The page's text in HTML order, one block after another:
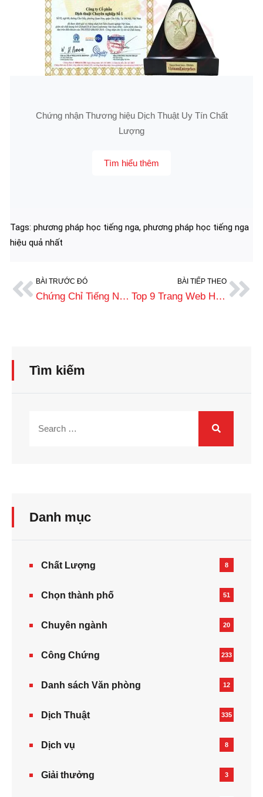
Chứng nhận Thương hiệu Dịch Thuật Uy Tín Chất
Lượng
Tìm hiểu thêm
Tags: phương pháp học tiếng nga, phương pháp học tiếng nga
hiệu quả nhất
BÀI TRƯỚC ĐÓ
Chứng Chỉ Tiếng Nga Là Gì? Các Loại Chứng Chỉ Phổ Biến Hiện Nay
BÀI TIẾP THEO
Top 9 Trang Web Học Tiếng Nga Online Hiệu Quả, Miễn Phí
Tìm kiếm
Danh mục
Chất Lượng 8
Chọn thành phố 51
Chuyên ngành 20
Công Chứng 233
Danh sách Văn phòng 12
Dịch Thuật 335
Dịch vụ 8
Giải thưởng 3